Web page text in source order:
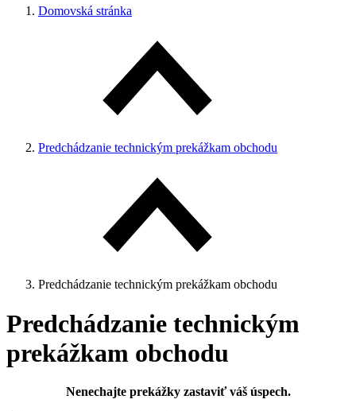
Domovská stránka
Predchádzanie technickým prekážkam obchodu
Predchádzanie technickým prekážkam obchodu
Predchádzanie technickým
prekážkam obchodu
Nenechajte prekážky zastaviť váš úspech.